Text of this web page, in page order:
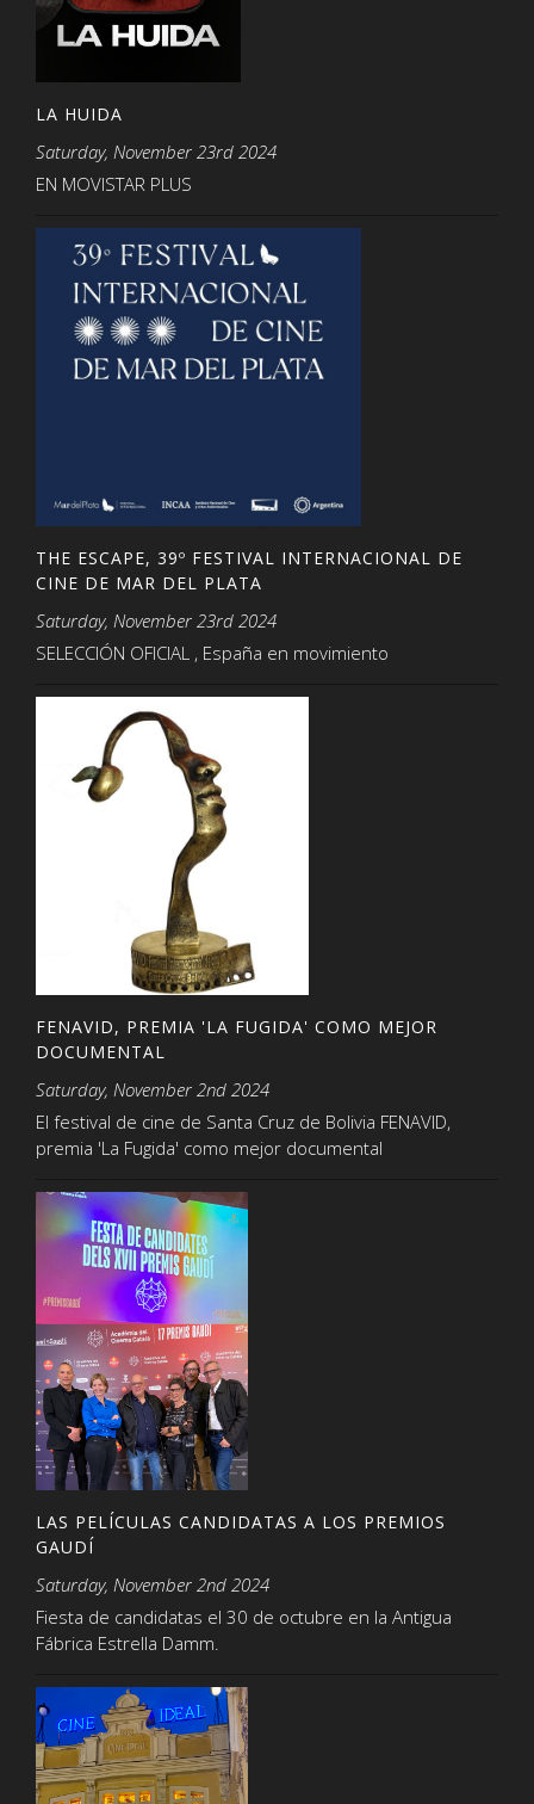
LA HUIDA
Saturday, November 23rd 2024
EN MOVISTAR PLUS
THE ESCAPE, 39º FESTIVAL INTERNACIONAL DE
CINE DE MAR DEL PLATA
Saturday, November 23rd 2024
SELECCIÓN OFICIAL , España en movimiento
FENAVID, PREMIA 'LA FUGIDA' COMO MEJOR
DOCUMENTAL
Saturday, November 2nd 2024
El festival de cine de Santa Cruz de Bolivia FENAVID,
premia 'La Fugida' como mejor documental
LAS PELÍCULAS CANDIDATAS A LOS PREMIOS
GAUDÍ
Saturday, November 2nd 2024
Fiesta de candidatas el 30 de octubre en la Antigua
Fábrica Estrella Damm.